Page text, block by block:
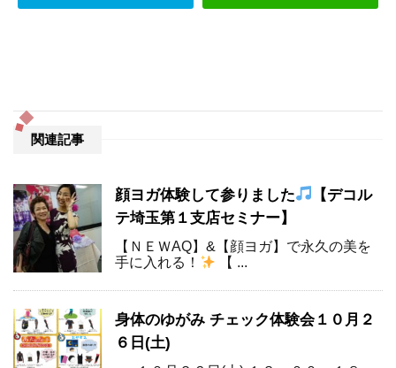
関連記事
顔ヨガ体験して参りました
【デコル
テ埼玉第１支店セミナー】
【ＮＥＷAQ】&【顔ヨガ】で永久の美を
手に入れる！
【 ...
身体のゆがみ チェック体験会１０月２
６日(土)